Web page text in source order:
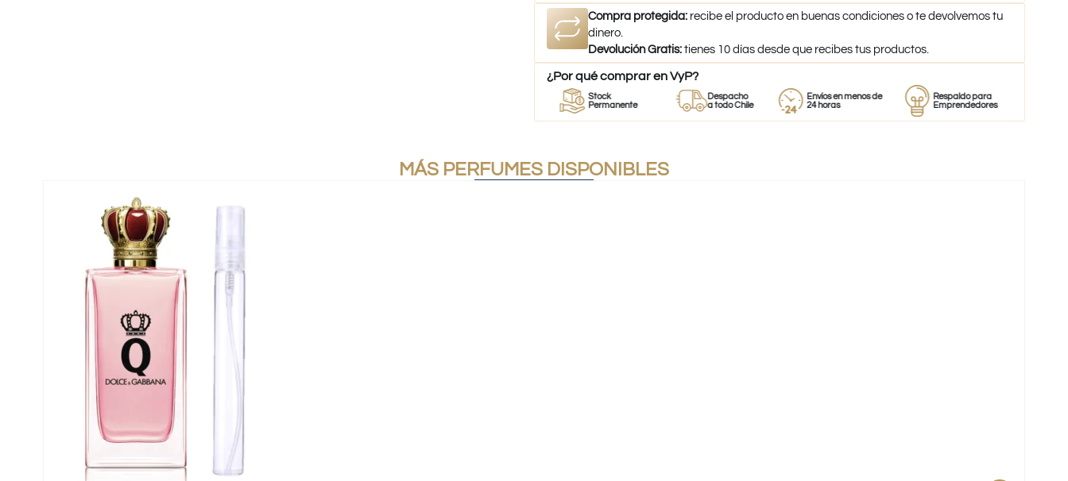
Compra protegida: recibe el producto en buenas condiciones o te devolvemos tu
dinero.
Devolución Gratis: tienes 10 días desde que recibes tus productos.
¿Por qué comprar en VyP?
Stock
Permanente
Despacho
a todo Chile
Envíos en menos de
24 horas
Respaldo para
Emprendedores
MÁS PERFUMES DISPONIBLES